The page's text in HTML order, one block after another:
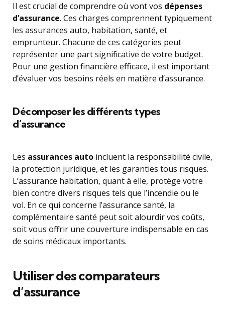
Il est crucial de comprendre où vont vos dépenses
d’assurance. Ces charges comprennent typiquement
les assurances auto, habitation, santé, et
emprunteur. Chacune de ces catégories peut
représenter une part significative de votre budget.
Pour une gestion financière efficace, il est important
d’évaluer vos besoins réels en matière d’assurance.
Décomposer les différents types
d’assurance
Les assurances auto incluent la responsabilité civile,
la protection juridique, et les garanties tous risques.
L’assurance habitation, quant à elle, protège votre
bien contre divers risques tels que l’incendie ou le
vol. En ce qui concerne l’assurance santé, la
complémentaire santé peut soit alourdir vos coûts,
soit vous offrir une couverture indispensable en cas
de soins médicaux importants.
Utiliser des comparateurs
d’assurance